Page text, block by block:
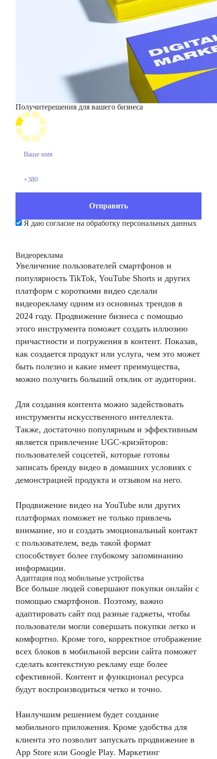
Получитерешения для вашего бизнеса
Я даю согласие на обработку персональных данных
Видеореклама
Увеличение пользователей смартфонов и
популярность TikTok, YouTube Shorts и других
платформ с короткими видео сделали
видеорекламу одним из основных трендов в
2024 году. Продвижение бизнеса с помощью
этого инструмента поможет создать иллюзию
причастности и погружения в контент. Показав,
как создается продукт или услуга, чем это может
быть полезно и какие имеет преимущества,
можно получить больший отклик от аудитории.
Для создания контента можно задействовать
инструменты искусственного интеллекта.
Также, достаточно популярным и эффективным
является привлечение UGC-криэйторов:
пользователей соцсетей, которые готовы
записать бренду видео в домашних условиях с
демонстрацией продукта и отзывом на него.
Продвижение видео на YouTube или других
платформах поможет не только привлечь
внимание, но и создать эмоциональный контакт
с пользователем, ведь такой формат
способствует более глубокому запоминанию
информации.
Адаптация под мобильные устройства
Все больше людей совершают покупки онлайн с
помощью смартфонов. Поэтому, важно
адаптировать сайт под разные гаджеты, чтобы
пользователи могли совершать покупки легко и
комфортно. Кроме того, корректное отображение
всех блоков в мобильной версии сайта поможет
сделать контекстную рекламу еще более
єфективной. Контент и функционал ресурса
будут воспроизводиться четко и точно.
Наилучшим решением будет создание
мобильного приложения. Кроме удобства для
клиента это позволит запускать продвижение в
App Store или Google Play. Маркетинг